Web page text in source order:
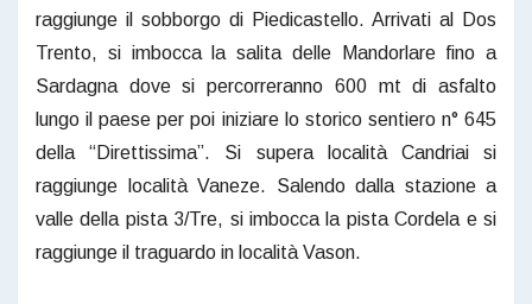
raggiunge il sobborgo di Piedicastello. Arrivati al Dos
Trento, si imbocca la salita delle Mandorlare fino a
Sardagna dove si percorreranno 600 mt di asfalto
lungo il paese per poi iniziare lo storico sentiero n° 645
della “Direttissima”. Si supera località Candriai si
raggiunge località Vaneze. Salendo dalla stazione a
valle della pista 3/Tre, si imbocca la pista Cordela e si
raggiunge il traguardo in località Vason.